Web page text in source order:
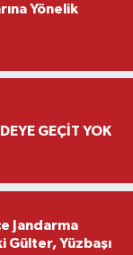
Yönelik
GEÇİT YOK
Jandarma
Gülter, Yüzbaşı